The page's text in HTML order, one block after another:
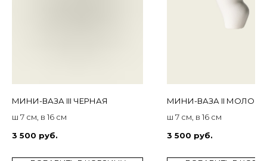
МИНИ-ВАЗА III ЧЕРНАЯ
ш 7 см, в 16 см
3 500 руб.
МИНИ-ВАЗА II
ш 7 см, в 16 см
3 500 руб.